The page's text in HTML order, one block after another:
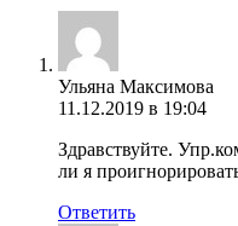
Ульяна Максимова
11.12.2019 в 19:04
Здравствуйте.
ли я
Ответить